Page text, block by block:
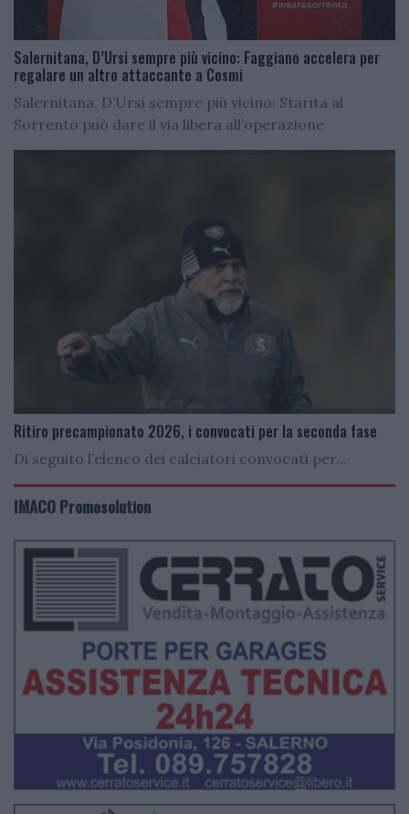
Salernitana, D’Ursi sempre più vicino: Faggiano accelera per
regalare un altro attaccante a Cosmi
Salernitana, D’Ursi sempre più vicino: Starita al
Sorrento può dare il via libera all’operazione
Ritiro precampionato 2026, i convocati per la seconda fase
Di seguito l’elenco dei calciatori convocati per...
IMACO Promosolution